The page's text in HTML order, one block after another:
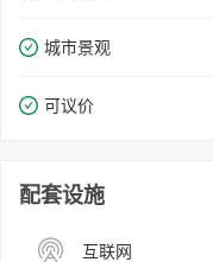
城市景观
可议价
配套设施
互联网